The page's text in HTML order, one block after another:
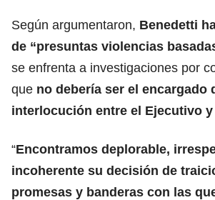
Según argumentaron, Benedetti
de “presuntas violencias
se enfrenta a investigaciones por
que no debería ser el encargado
interlocución entre el Ejecutivo
“Encontramos deplorable,
incoherente su decisión de
promesas y banderas con las